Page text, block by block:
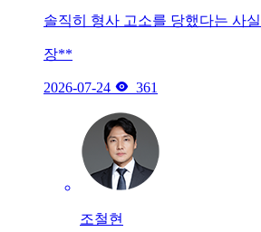
솔직히 형사 고소를 당했다는 사
장**
2026-07-24  361
조철현